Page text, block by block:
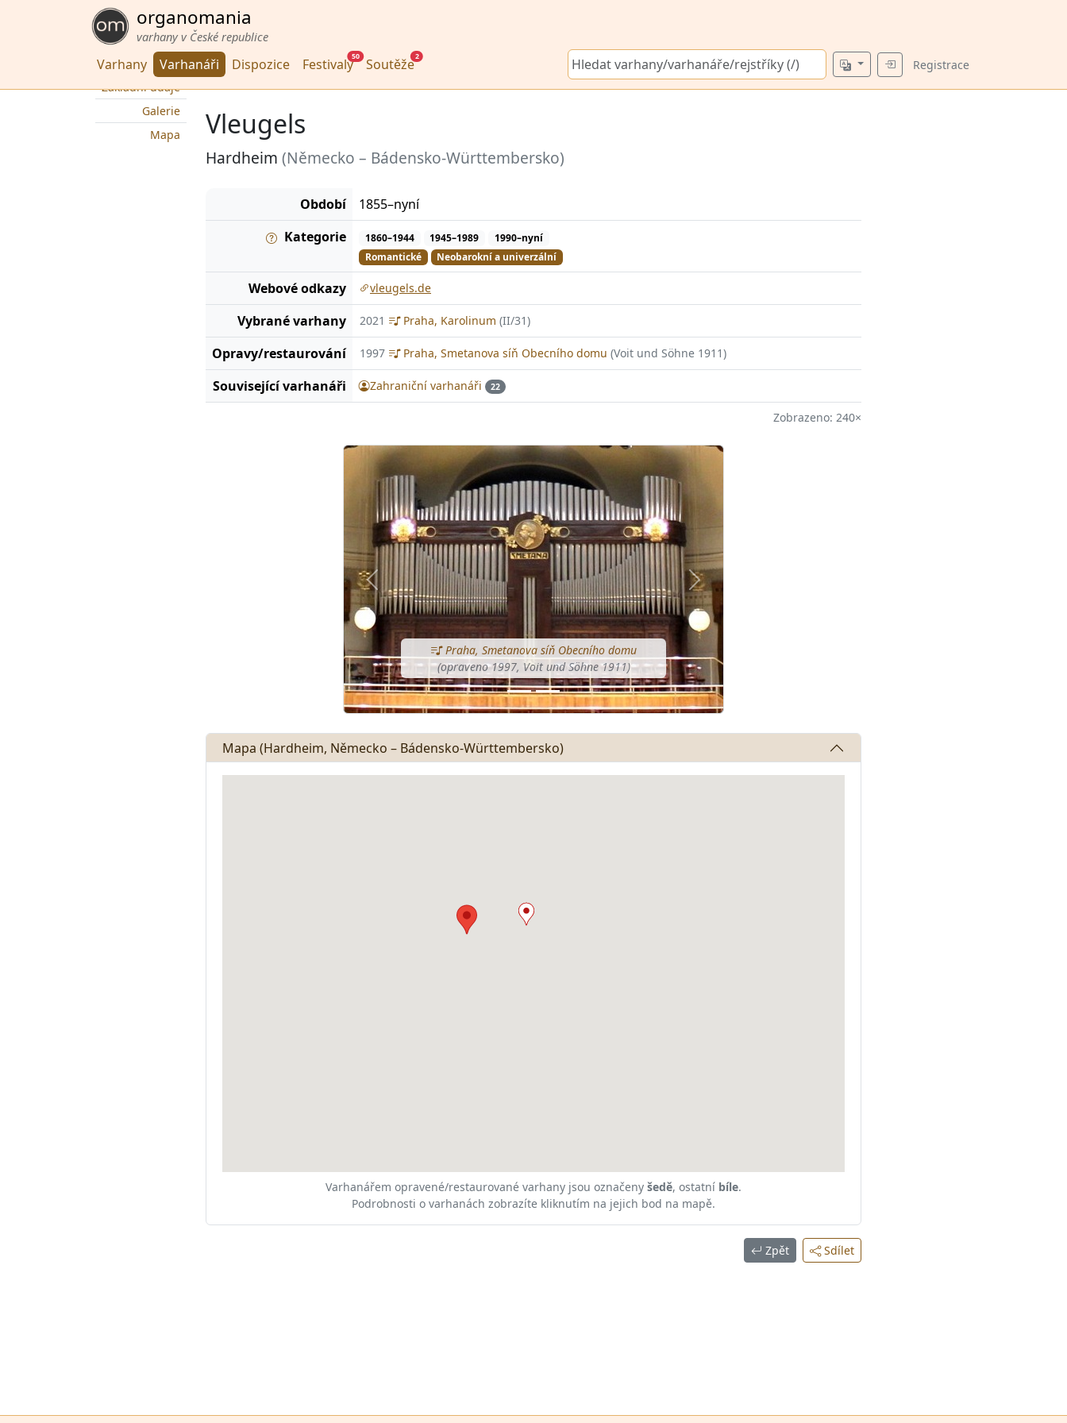
organomania
varhany v České republice
Varhany Varhanáři Dispozice Festivaly50 Soutěže2
Registrace
Základní údaje
Galerie
Mapa
Vleugels
Hardheim (Německo – Bádensko-Württembersko)
Období
1855–nyní
Kategorie
1860–1944 1945–1989
1990–nyní
Romantické
Neobarokní a univerzální
Webové odkazy vleugels.de
Vybrané varhany 2021 Praha, Karolinum (II/31)
Opravy/restaurování 1997 Praha, Smetanova síň Obecního domu (Voit und Söhne 1911)
Související varhanáři Zahraniční varhanáři 22
Zobrazeno: 240×
Praha, Smetanova síň Obecního domu
(opraveno 1997, Voit und Söhne 1911)
Předchozí Další
Mapa (Hardheim, Německo – Bádensko-Württembersko)
Varhanářem opravené/restaurované varhany jsou označeny šedě, ostatní bíle.
Podrobnosti o varhanách zobrazíte kliknutím na jejich bod na mapě.
Zpět Sdílet